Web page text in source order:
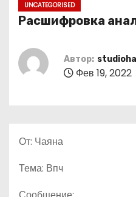
UNCATEGORISED
Расшифровка
Автор:
Фев 19, 2022
От: Чаяна
Тема: Впч